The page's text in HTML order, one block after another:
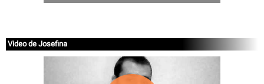
Video de Josefina